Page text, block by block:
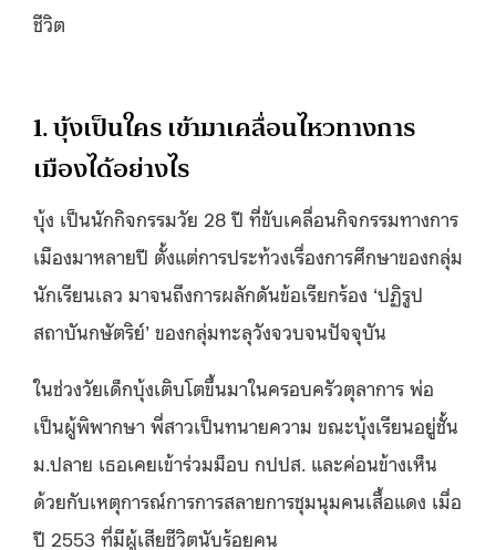
ชีวิต
1. บุ้งเป็นใคร เข้ามาเคลื่อนไหวทางการ
เมืองได้อย่างไร
บุ้ง เป็นนักกิจกรรมวัย 28 ปี ที่ขับเคลื่อนกิจกรรมทางการ
เมืองมาหลายปี ตั้งแต่การประท้วงเรื่องการศึกษาของกลุ่ม
นักเรียนเลว มาจนถึงการผลักดันข้อเรียกร้อง ‘ปฏิรูป
สถาบันกษัตริย์’ ของกลุ่มทะลุวังจวบจนปัจจุบัน
ในช่วงวัยเด็กบุ้งเติบโตขึ้นมาในครอบครัวตุลาการ พ่อ
เป็นผู้พิพากษา พี่สาวเป็นทนายความ ขณะบุ้งเรียนอยู่ชั้น
ม.ปลาย เธอเคยเข้าร่วมม็อบ กปปส. และค่อนข้างเห็น
ด้วยกับเหตุการณ์การการสลายการชุมนุมคนเสื้อแดง เมื่อ
ปี 2553 ที่มีผู้เสียชีวิตนับร้อยคน